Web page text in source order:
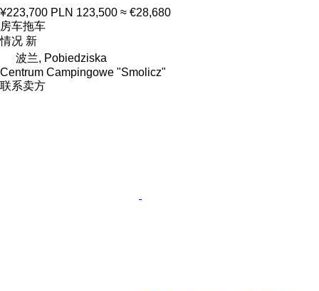
¥223,700 PLN 123,500 ≈ €28,680
房车拖车
情况 新
波兰, Pobiedziska
Centrum Campingowe "Smolicz"
联系卖方